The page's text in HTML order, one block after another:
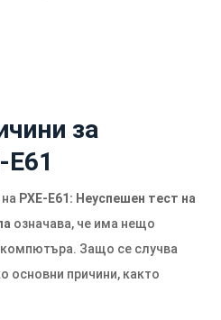
за
PXE-E61: Неуспешен тест на
означава, че има нещо
Защо се случва
основни причини, както